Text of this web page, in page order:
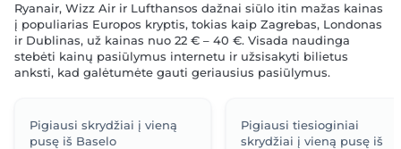
Ryanair, Wizz Air ir Lufthansos dažnai siūlo itin mažas kainas
į populiarias Europos kryptis, tokias kaip Zagrebas, Londonas
ir Dublinas, už kainas nuo 22 € – 40 €. Visada naudinga
stebėti kainų pasiūlymus internetu ir užsisakyti bilietus
anksti, kad galėtumėte gauti geriausius pasiūlymus.
Pigiausi skrydžiai į vieną
pusę iš Baselo
Pigiausi tiesioginiai
skrydžiai į vieną pusę iš